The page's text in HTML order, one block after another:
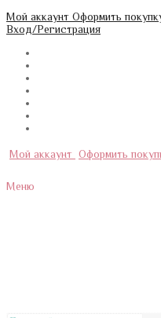
Мой аккаунт Оформить
Вход/Регистрация
Мой аккаунт Оформить
Меню